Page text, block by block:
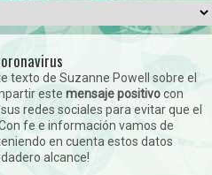
texto de Suzanne Powell sobre el
este mensaje positivocon
redes sociales para evitar que el
fe e información vamos de
en cuenta estos datos
alcance!